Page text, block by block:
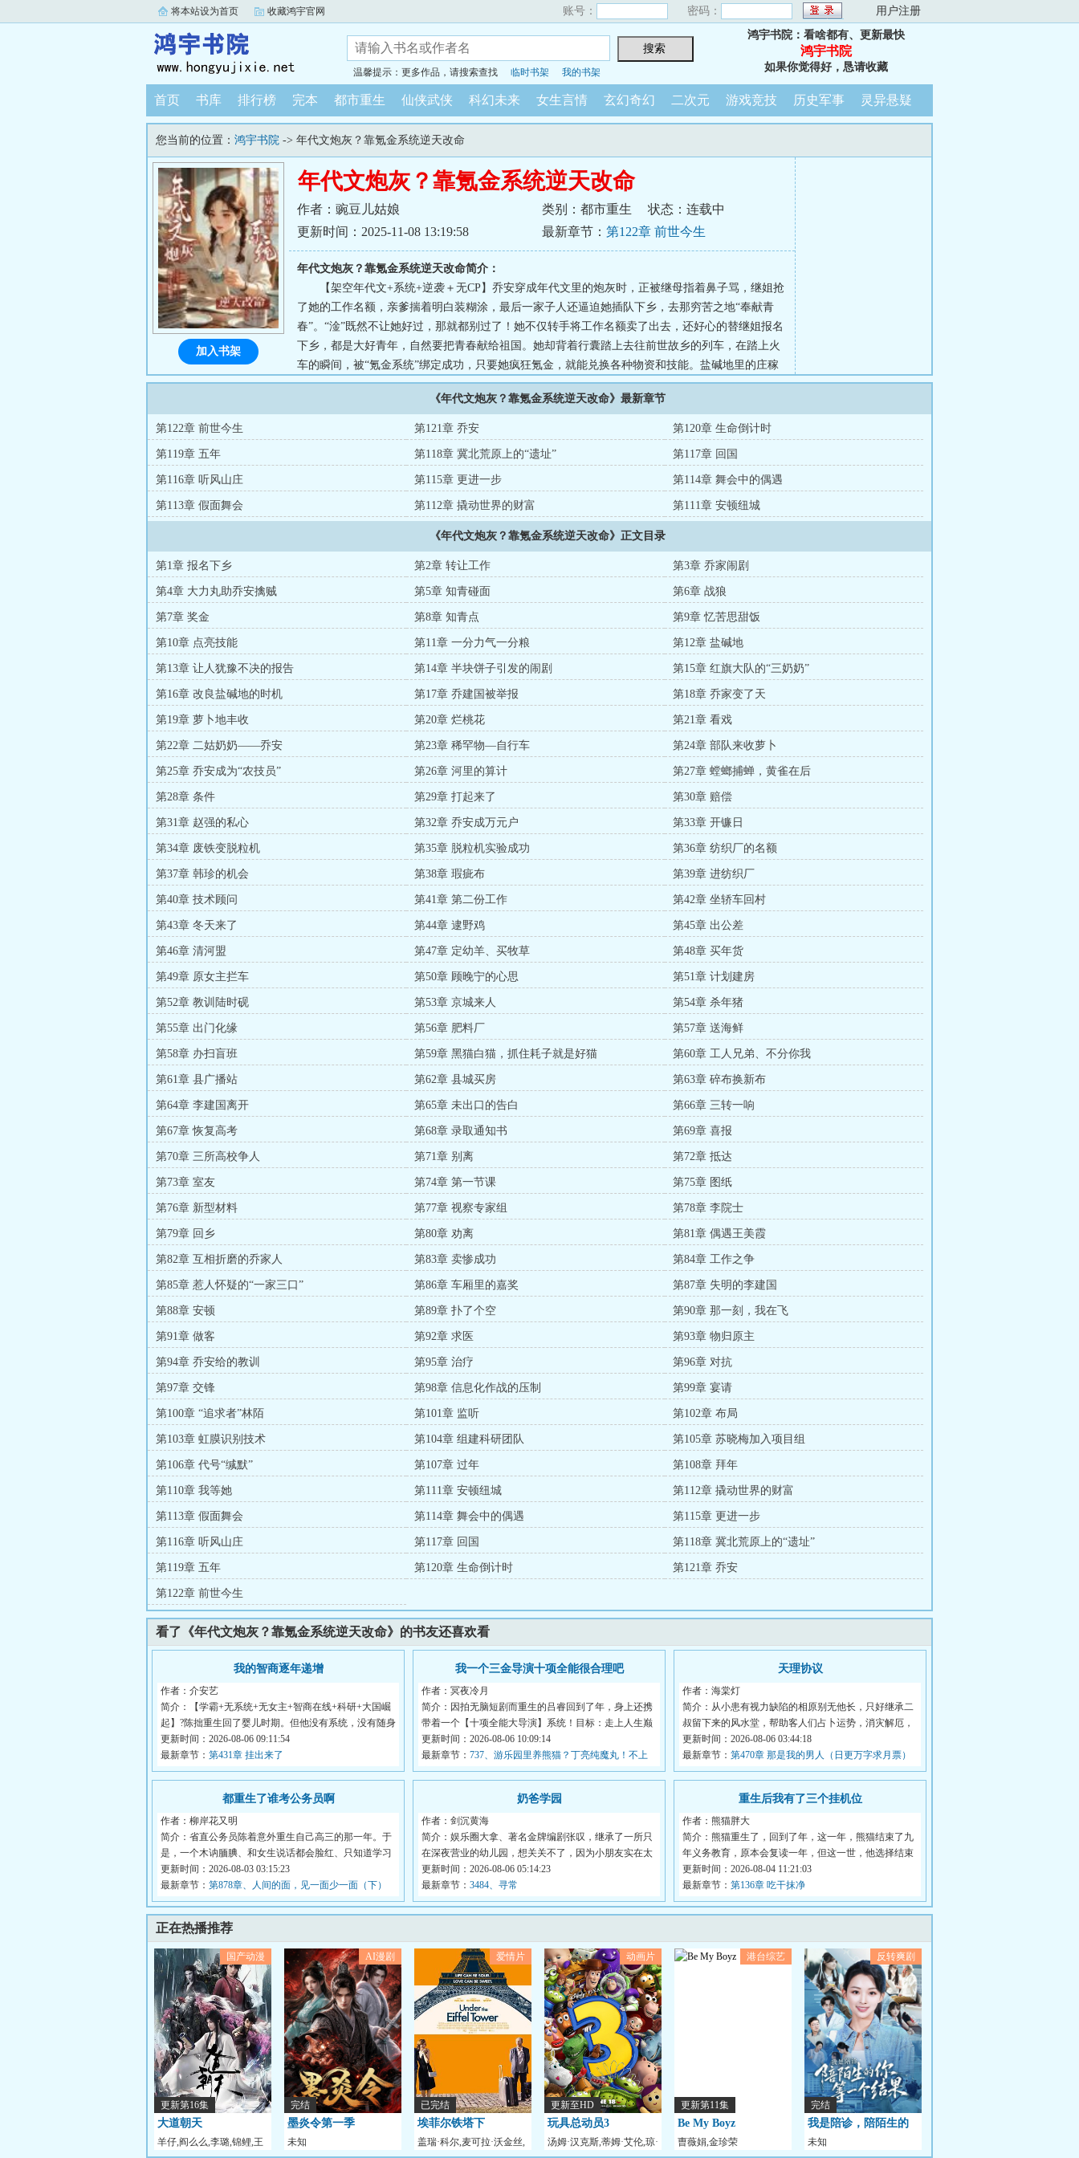
将本站设为首页 收藏鸿宇官网 账号： 密码： 用户注册
温馨提示：更多作品，请搜索查找 临时书架 我的书架
鸿宇书院：看啥都有、更新最快
鸿宇书院
如果你觉得好，恳请收藏
首页 书库 排行榜 完本 都市重生 仙侠武侠 科幻未来 女生言情 玄幻奇幻 二次元 游戏竞技 历史军事 灵异悬疑
您当前的位置： 鸿宇书院 -> 年代文炮灰？靠氪金系统逆天改命
年代文炮灰？靠氪金系统逆天改命
作者：豌豆儿姑娘 类别：都市重生
状态：连载中
更新时间：2025-11-08 13:19:58
最新章节： 第122章 前世今生
年代文炮灰？靠氪金系统逆天改命简介：
【架空年代文+系统+逆袭＋无CP】乔安穿成年代文里的炮灰时，正被继母指着鼻子骂，继姐抢
了她的工作名额，亲爹揣着明白装糊涂，最后一家子人还逼迫她插队下乡，去那穷苦之地“奉献青
春”。“淦”既然不让她好过，那就都别过了！她不仅转手将工作名额卖了出去，还好心的替继姐报名
下乡，都是大好青年，自然要把青春献给祖国。她却背着行囊踏上去往前世故乡的列车，在踏上火
车的瞬间，被“氪金系统”绑定成功，只要她疯狂氪金，就能兑换各种物资和技能。盐碱地里的庄稼
收成欠佳，愁的乡亲们吃不下睡不着？找乔知青，经她改良后的土壤，能让全队粮食增产三成。红
旗大队副业搞不起来，集体收入少，队长在公社开会时头都抬不起来？找乔知青，经她研制出的化
肥，各个大队争得头破血流。于是就有了，农机报废？找乔知青；电路不稳？找乔知青；母猪难
产？找乔知青。乔安:真的大可不必！随着高考浪潮涌来，她解锁了更高阶的科技树，无论是半导体
技术还是材料学知识她...
加入书架
《年代文炮灰？靠氪金系统逆天改命》最新章节
第122章 前世今生 第121章 乔安 第120章 生命倒计时
第119章 五年 第118章 冀北荒原上的“遗址” 第117章 回国
第116章 听风山庄 第115章 更进一步 第114章 舞会中的偶遇
第113章 假面舞会 第112章 撬动世界的财富 第111章 安顿纽城
《年代文炮灰？靠氪金系统逆天改命》正文目录
第1章 报名下乡 第2章 转让工作 第3章 乔家闹剧
第4章 大力丸助乔安擒贼 第5章 知青碰面 第6章 战狼
第7章 奖金 第8章 知青点 第9章 忆苦思甜饭
第10章 点亮技能 第11章 一分力气一分粮 第12章 盐碱地
第13章 让人犹豫不决的报告 第14章 半块饼子引发的闹剧 第15章 红旗大队的“三奶奶”
第16章 改良盐碱地的时机 第17章 乔建国被举报 第18章 乔家变了天
第19章 萝卜地丰收 第20章 烂桃花 第21章 看戏
第22章 二姑奶奶——乔安 第23章 稀罕物—自行车 第24章 部队来收萝卜
第25章 乔安成为“农技员” 第26章 河里的算计 第27章 螳螂捕蝉，黄雀在后
第28章 条件 第29章 打起来了 第30章 赔偿
第31章 赵强的私心 第32章 乔安成万元户 第33章 开镰日
第34章 废铁变脱粒机 第35章 脱粒机实验成功 第36章 纺织厂的名额
第37章 韩珍的机会 第38章 瑕疵布 第39章 进纺织厂
第40章 技术顾问 第41章 第二份工作 第42章 坐轿车回村
第43章 冬天来了 第44章 逮野鸡 第45章 出公差
第46章 清河盟 第47章 定幼羊、买牧草 第48章 买年货
第49章 原女主拦车 第50章 顾晚宁的心思 第51章 计划建房
第52章 教训陆时砚 第53章 京城来人 第54章 杀年猪
第55章 出门化缘 第56章 肥料厂 第57章 送海鲜
第58章 办扫盲班 第59章 黑猫白猫，抓住耗子就是好猫 第60章 工人兄弟、不分你我
第61章 县广播站 第62章 县城买房 第63章 碎布换新布
第64章 李建国离开 第65章 未出口的告白 第66章 三转一响
第67章 恢复高考 第68章 录取通知书 第69章 喜报
第70章 三所高校争人 第71章 别离 第72章 抵达
第73章 室友 第74章 第一节课 第75章 图纸
第76章 新型材料 第77章 视察专家组 第78章 李院士
第79章 回乡 第80章 劝离 第81章 偶遇王美霞
第82章 互相折磨的乔家人 第83章 卖惨成功 第84章 工作之争
第85章 惹人怀疑的“一家三口” 第86章 车厢里的嘉奖 第87章 失明的李建国
第88章 安顿 第89章 扑了个空 第90章 那一刻，我在飞
第91章 做客 第92章 求医 第93章 物归原主
第94章 乔安给的教训 第95章 治疗 第96章 对抗
第97章 交锋 第98章 信息化作战的压制 第99章 宴请
第100章 “追求者”林陌 第101章 监听 第102章 布局
第103章 虹膜识别技术 第104章 组建科研团队 第105章 苏晓梅加入项目组
第106章 代号“缄默” 第107章 过年 第108章 拜年
第110章 我等她 第111章 安顿纽城 第112章 撬动世界的财富
第113章 假面舞会 第114章 舞会中的偶遇 第115章 更进一步
第116章 听风山庄 第117章 回国 第118章 冀北荒原上的“遗址”
第119章 五年 第120章 生命倒计时 第121章 乔安
第122章 前世今生
看了《年代文炮灰？靠氪金系统逆天改命》的书友还喜欢看
我的智商逐年递增
作者：介安艺
简介：【学霸+无系统+无女主+智商在线+科研+大国崛
起】?陈拙重生回了婴儿时期。但他没有系统，没有随身
空...
更新时间：2026-08-06 09:11:54
最新章节： 第431章 挂出来了
我一个三金导演十项全能很合理吧
作者：冥夜冷月
简介：因拍无脑短剧而重生的吕睿回到了年，身上还携
带着一个【十项全能大导演】系统！目标：走上人生巅
峰...
更新时间：2026-08-06 10:09:14
最新章节： 737、游乐园里养熊猫？丁亮纯魔丸！不上
市！删不掉！合作愉快……
天理协议
作者：海棠灯
简介：从小患有视力缺陷的相原别无他长，只好继承二
叔留下来的风水堂，帮助客人们占卜运势，消灾解厄，
趋...
更新时间：2026-08-06 03:44:18
最新章节： 第470章 那是我的男人（日更万字求月票）
都重生了谁考公务员啊
作者：柳岸花又明
简介：省直公务员陈着意外重生自己高三的那一年。于
是，一个木讷腼腆、和女生说话都会脸红、只知道学习
的...
更新时间：2026-08-03 03:15:23
最新章节： 第878章、人间的面，见一面少一面（下）
奶爸学园
作者：剑沉黄海
简介：娱乐圈大拿、著名金牌编剧张叹，继承了一所只
在深夜营业的幼儿园，想关关不了，因为小朋友实在太
可...
更新时间：2026-08-06 05:14:23
最新章节： 3484、寻常
重生后我有了三个挂机位
作者：熊猫胖大
简介：熊猫重生了，回到了年，这一年，熊猫结束了九
年义务教育，原本会复读一年，但这一世，他选择结束
学...
更新时间：2026-08-04 11:21:03
最新章节： 第136章 吃干抹净
正在热播推荐
国产动漫
更新第16集
大道朝天
羊仔,阎么么,李璐,锦鲤,王
AI漫剧
完结
墨炎令第一季
未知
爱情片
已完结
埃菲尔铁塔下
盖瑞·科尔,麦可拉·沃金丝,
动画片
更新至HD
玩具总动员3
汤姆·汉克斯,蒂姆·艾伦,琼·
港台综艺
更新第11集
Be My Boyz
曺薇娟,金珍荣
反转爽剧
完结
我是陪诊，陪陌生的
你等一个结果
未知